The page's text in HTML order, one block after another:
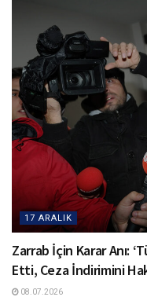
17 ARALIK
Zarrab İçin Karar Anı:
Etti, Ceza İndirimini
08.07.2026